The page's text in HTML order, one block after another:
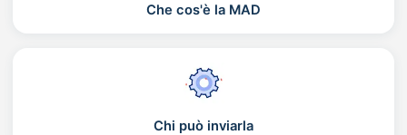
Che cos'è la MAD
Chi può inviarla